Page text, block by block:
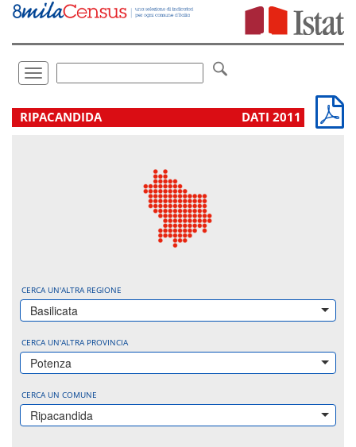
Vai
direttamente
Toggle
navigation
.
RIPACANDIDA DATI 2011
CERCA UN'ALTRA REGIONE
Basilicata
CERCA UN'ALTRA PROVINCIA
Potenza
CERCA UN COMUNE
Ripacandida